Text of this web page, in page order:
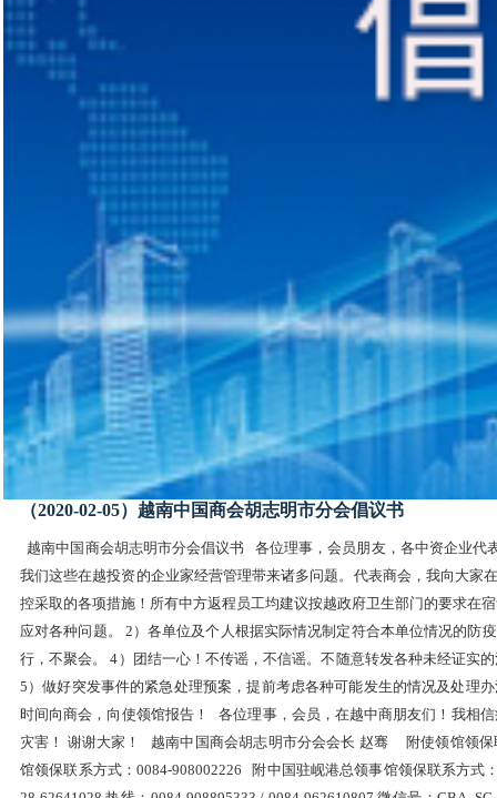
（2020-02-05）越南中国商会胡志明市分会倡议书
越南中国商会胡志明市分会倡议书 各位理事，会员朋友，各中资企业
我们这些在越投资的企业家经营管理带来诸多问题。代表商会，我向大
控采取的各项措施！所有中方返程员工均建议按越政府卫生部门的要求在
应对各种问题。 2）各单位及个人根据实际情况制定符合本单位情况的防
行，不聚会。 4）团结一心！不传谣，不信谣。不随意转发各种未经证实
5）做好突发事件的紧急处理预案，提前考虑各种可能发生的情况及处理
时间向商会，向使领馆报告！ 各位理事，会员，在越中商朋友们！我相
灾害！ 谢谢大家！ 越南中国商会胡志明市分会会长 赵骞 附使领馆领保
馆领保联系方式：0084-908002226 附中国驻岘港总领事馆领保联系方式